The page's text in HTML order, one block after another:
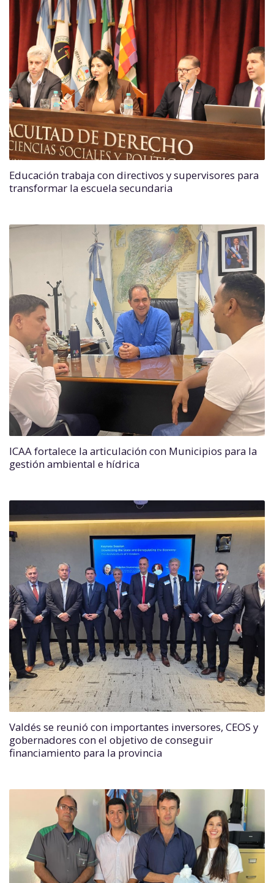
Educación trabaja con directivos y supervisores para
transformar la escuela secundaria
ICAA fortalece la articulación con Municipios para la
gestión ambiental e hídrica
Valdés se reunió con importantes inversores, CEOS y
gobernadores con el objetivo de conseguir
financiamiento para la provincia